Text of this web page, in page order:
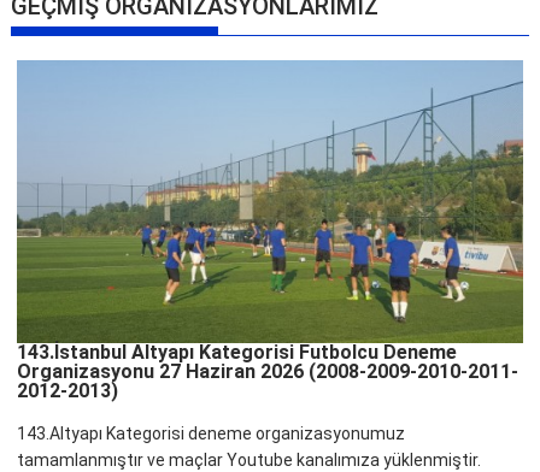
GEÇMİŞ ORGANİZASYONLARIMIZ
143.İstanbul Altyapı Kategorisi Futbolcu Deneme
Organizasyonu 27 Haziran 2026 (2008-2009-2010-2011-
2012-2013)
143.Altyapı Kategorisi deneme organizasyonumuz
tamamlanmıştır ve maçlar Youtube kanalımıza yüklenmiştir.